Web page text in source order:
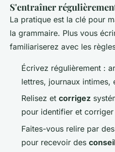
S'entraîner
La pratique est la clé pour
la grammaire. Plus vous
familiariserez avec les
Écrivez régulièrement :
lettres, journaux intimes,
Relisez et corrigez
pour identifier et corriger
Faites-vous relire par
pour recevoir des